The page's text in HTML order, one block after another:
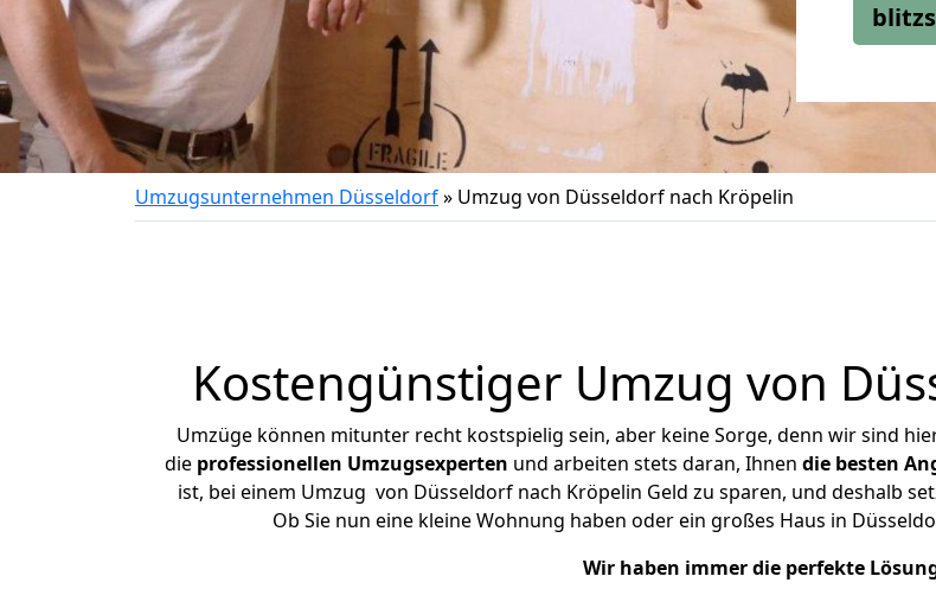
Umzugsunternehmen Düsseldorf» Umzug von Düsseldorf nach Kröpelin
Kostengünstiger Umzug von
Umzüge können mitunter recht kostspielig sein, aber keine Sorge, denn wir sind
die professionellen Umzugsexperten und arbeiten stets daran, Ihnen die besten
ist, bei einem Umzug von Düsseldorf nach Kröpelin Geld zu sparen, und deshalb
Ob Sie nun eine kleine Wohnung haben oder ein großes Haus in
Wir haben immer die perfekte